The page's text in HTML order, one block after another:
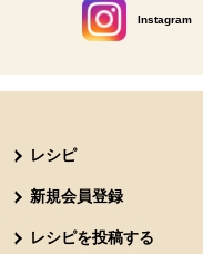
Instagram
別のウィン
レシピ
新規会員登録
レシピを投稿する